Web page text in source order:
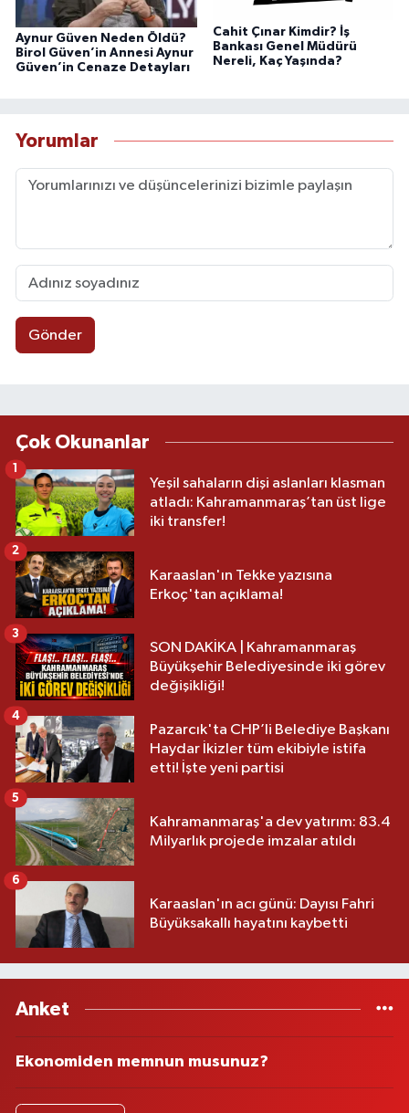
Aynur Güven Neden Öldü?
Birol Güven’in Annesi Aynur
Güven’in Cenaze Detayları
Cahit Çınar Kimdir? İş
Bankası Genel Müdürü
Nereli, Kaç Yaşında?
Yorumlar
Gönder
Çok Okunanlar
Yeşil sahaların dişi aslanları klasman
atladı: Kahramanmaraş’tan üst lige
iki transfer!
1
Karaaslan'ın Tekke yazısına
Erkoç'tan açıklama!
2
SON DAKİKA | Kahramanmaraş
Büyükşehir Belediyesinde iki görev
değişikliği!
3
Pazarcık'ta CHP’li Belediye Başkanı
Haydar İkizler tüm ekibiyle istifa
etti! İşte yeni partisi
4
Kahramanmaraş'a dev yatırım: 83.4
Milyarlık projede imzalar atıldı
5
Karaaslan'ın acı günü: Dayısı Fahri
Büyüksakallı hayatını kaybetti
6
Anket
Ekonomiden memnun musunuz?